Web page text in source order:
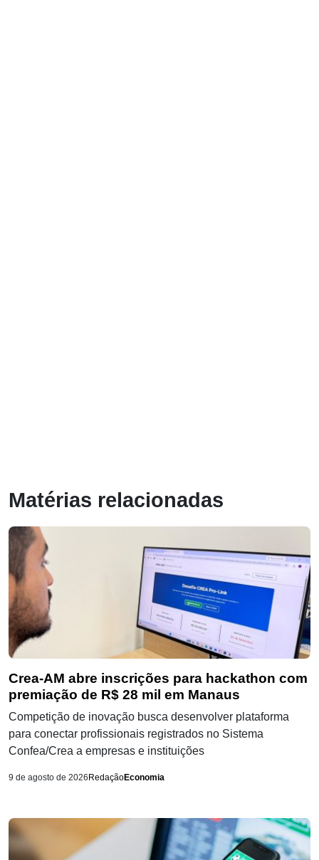
Matérias relacionadas
Crea-AM abre inscrições para hackathon com
premiação de R$ 28 mil em Manaus
Competição de inovação busca desenvolver plataforma
para conectar profissionais registrados no Sistema
Confea/Crea a empresas e instituições
9 de agosto de 2026 RedaçãoEconomia